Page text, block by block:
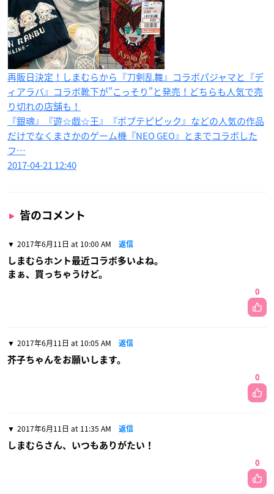
再販日決定！しまむらから『刀剣乱舞』コラボパジャマと『デ
ィアラバ』コラボ靴下が"こっそり"と発売！どちらも人気で売
り切れの店舗も！
『銀魂』『遊☆戯☆王』『ポプテピピック』などの人気の作品
だけでなくまさかのゲーム機『NEO GEO』とまでコラボした
フ…
2017-04-21 12:40
皆のコメント
2017年6月11日 at 10:00 AM 返信
しまむらホント最近コラボ多いよね。
まぁ、買っちゃうけど。
0
2017年6月11日 at 10:05 AM 返信
芥子ちゃんをお願いします。
0
2017年6月11日 at 11:35 AM 返信
しまむらさん、いつもありがたい！
0